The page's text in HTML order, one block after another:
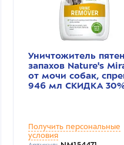
Уничтожитель
запахов Nature's
от мочи собак,
946 мл СКИДКА
Получить персональные
условия